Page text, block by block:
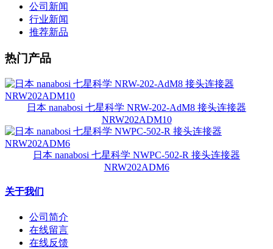
公司新闻
行业新闻
推荐新品
热门产品
日本 nanabosi 七星科学 NRW-202-AdM8 接头连接器
NRW202ADM10
日本 nanabosi 七星科学 NWPC-502-R 接头连接器
NRW202ADM6
关于我们
公司简介
在线留言
在线反馈